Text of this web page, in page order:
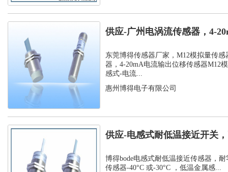
供应-广州电涡流传感器，4-
位移传...
东莞博得传感器厂家，M12模拟量传
器，4-20mA电流输出位移传感器M12
感式-电流...
惠州博得电子有限公司
供应-电感式耐低温接近开关
温接近传...
博得bode电感式耐低温接近传感器，
传感器-40°C 或-30°C ，低温金属感...